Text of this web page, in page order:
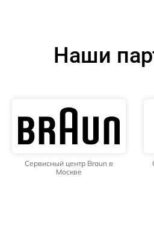
Наши
Сервисный центр Braun в
Москве